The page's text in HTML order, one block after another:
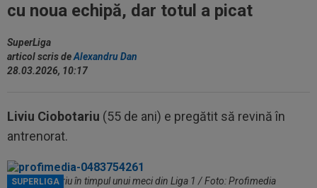
cu noua echipă, dar totul a picat
SuperLiga
articol scris deAlexandru Dan
28.03.2026, 10:17
Liviu Ciobotariu (55 de ani) e pregătit să revină în
antrenorat.
SUPERLIGA
Liviu Ciobotariu în timpul unui meci din Liga 1 / Foto: Profimedia